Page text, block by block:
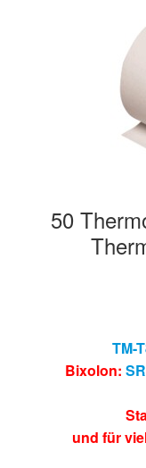
50
TM-
Bixolon:
und für